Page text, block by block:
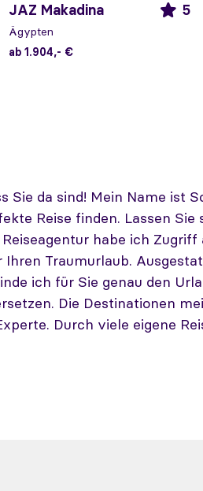
JAZ Makadina 5
Ägypten
ab 1.904,- €
Sie da sind! Mein Name ist
Reise finden. Lassen
habe ich
Ihren Traumurlaub.
ich für Sie genau den
Die Destinationen
Durch viele eigene